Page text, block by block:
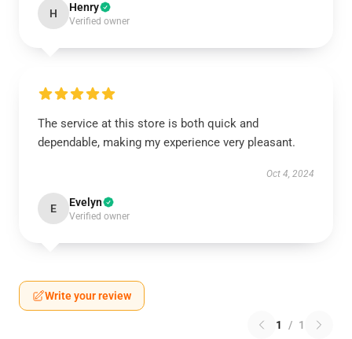
H Henry
Verified owner
The service at this store is both quick and
dependable, making my experience very pleasant.
Oct 4, 2024
E Evelyn
Verified owner
Write your review
1 / 1